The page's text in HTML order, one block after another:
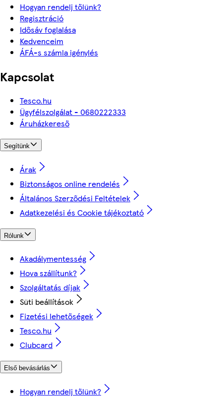
Hogyan rendelj tőlünk?
Regisztráció
Idősáv foglalása
Kedvenceim
ÁFÁ-s számla igénylés
Kapcsolat
Tesco.hu
Ügyfélszolgálat - 0680222333
Áruházkereső
Segítünk
Árak
Biztonságos online rendelés
Általános Szerződési Feltételek
Adatkezelési és Cookie tájékoztató
Rólunk
Akadálymentesség
Hova szállítunk?
Szolgáltatás díjak
Süti beállítások
Fizetési lehetőségek
Tesco.hu
Clubcard
Első bevásárlás
Hogyan rendelj tőlünk?